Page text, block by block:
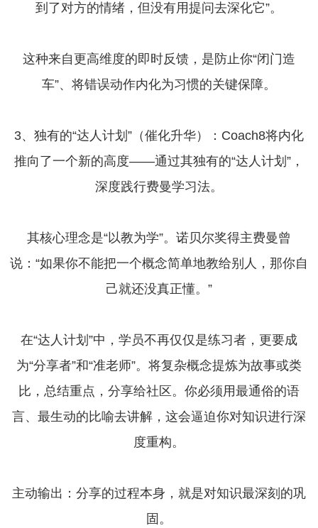
到了对方的情绪，但没有用提问去深化它”。
这种来自更高维度的即时反馈，是防止你“闭门造
车”、将错误动作内化为习惯的关键保障。
3、独有的“达人计划”（催化升华）：Coach8将内化
推向了一个新的高度——通过其独有的“达人计划”，
深度践行费曼学习法。
其核心理念是“以教为学”。诺贝尔奖得主费曼曾
说：“如果你不能把一个概念简单地教给别人，那你自
己就还没真正懂。”
在“达人计划”中，学员不再仅仅是练习者，更要成
为“分享者”和“准老师”。将复杂概念提炼为故事或类
比，总结重点，分享给社区。你必须用最通俗的语
言、最生动的比喻去讲解，这会逼迫你对知识进行深
度重构。
主动输出：分享的过程本身，就是对知识最深刻的巩
固。